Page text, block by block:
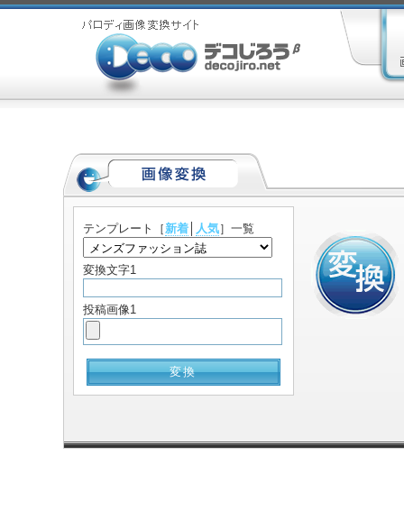
テンプレート ［新着 人気］一覧
変換文字1
投稿画像1